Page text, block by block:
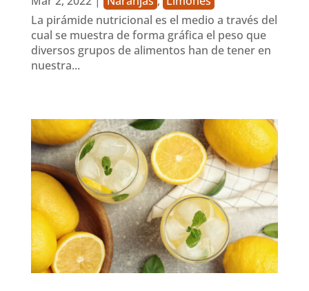
La pirámide nutricional es el medio a través del
cual se muestra de forma gráfica el peso que
diversos grupos de alimentos han de tener en
nuestra...